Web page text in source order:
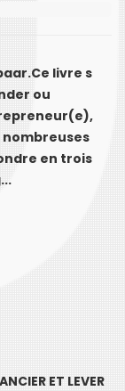
livre s
ou
en trois
ET LEVER